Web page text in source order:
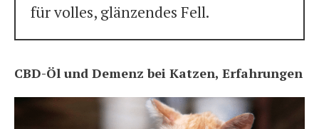
für volles, glänzendes Fell.
CBD-Öl und Demenz bei Katzen, Erfahrungen